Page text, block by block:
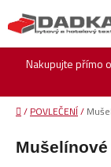
na
obsah
Nakupujte přímo
Domů
/ POVLEČENÍ/